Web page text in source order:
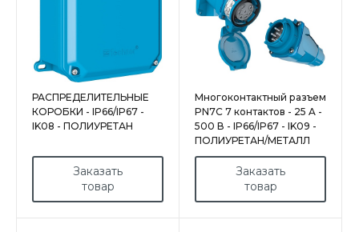
РАСПРЕДЕЛИТЕЛЬНЫЕ
КОРОБКИ - IP66/IP67 -
IK08 - ПОЛИУРЕТАН
Заказать
товар
Многоконтактный разъем
PN7C 7 контактов - 25 A -
500 В - IP66/IP67 - IK09 -
ПОЛИУРЕТАН/МЕТАЛЛ
Заказать
товар